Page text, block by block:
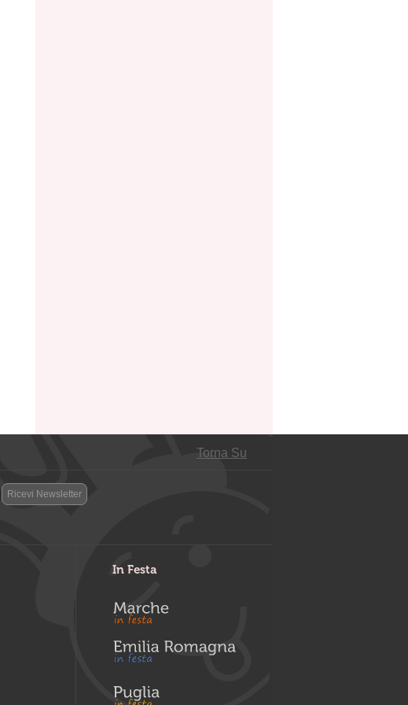
Torna Su
Ricevi Newsletter
In Festa